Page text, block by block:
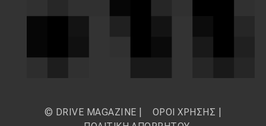
© DRIVE MAGAZINE | ΟΡΟΙ ΧΡΗΣΗΣ